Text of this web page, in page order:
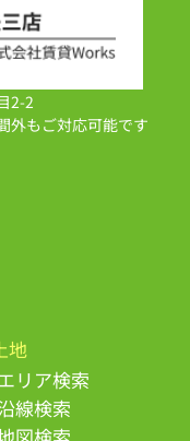
2-2
もご対応可能です
地
リア検索
線検索